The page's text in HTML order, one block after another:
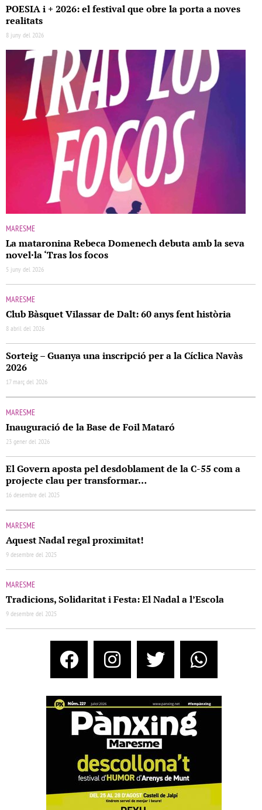
POESIA i + 2026: el festival que obre la porta a noves
realitats
8 juny del 2026
MARESME
La mataronina Rebeca Domenech debuta amb la seva
novel·la ‘Tras los focos
5 juny del 2026
MARESME
Club Bàsquet Vilassar de Dalt: 60 anys fent història
8 abril del 2026
Sorteig – Guanya una inscripció per a la Cíclica Navàs
2026
17 març del 2026
MARESME
Inauguració de la Base de Foil Mataró
23 gener del 2026
El Govern aposta pel desdoblament de la C-55 com a
projecte clau per transformar…
16 desembre del 2025
MARESME
Aquest Nadal regal proximitat!
9 desembre del 2025
MARESME
Tradicions, Solidaritat i Festa: El Nadal a l’Escola
9 desembre del 2025